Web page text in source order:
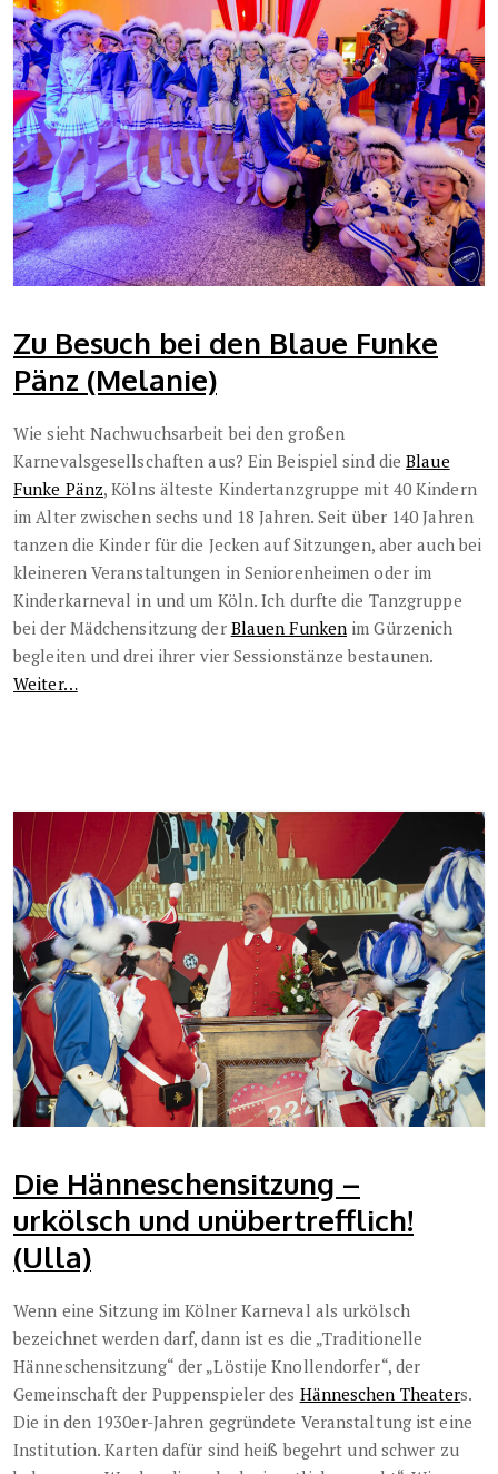
Zu Besuch bei den Blaue Funke
Pänz (Melanie)
Wie sieht Nachwuchsarbeit bei den großen
Karnevalsgesellschaften aus? Ein Beispiel sind dieBlaue
Funke Pänz, Kölns älteste Kindertanzgruppe mit 40 Kindern
im Alter zwischen sechs und 18 Jahren. Seit über 140 Jahren
tanzen die Kinder für die Jecken auf Sitzungen, aber auch bei
kleineren Veranstaltungen in Seniorenheimen oder im
Kinderkarneval in und um Köln. Ich durfte die Tanzgruppe
bei der Mädchensitzung der Blauen Funken im Gürzenich
begleiten und drei ihrer vier Sessionstänze bestaunen.
Weiter…
Die Hänneschensitzung –
urkölsch und unübertrefflich!
(Ulla)
Wenn eine Sitzung im Kölner Karneval als urkölsch
bezeichnet werden darf, dann ist es die „Traditionelle
Hänneschensitzung“ der „Löstije Knollendorfer“, der
Gemeinschaft der Puppenspieler des Hänneschen Theaters.
Die in den 1930er-Jahren gegründete Veranstaltung ist eine
Institution. Karten dafür sind heiß begehrt und schwer zu